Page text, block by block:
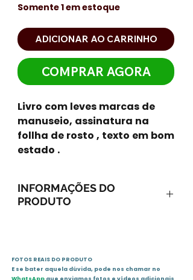
Somente 1 em estoque
ADICIONAR AO CARRINHO
COMPRAR AGORA
Livro com leves marcas de
manuseio, assinatura na
follha de rosto , texto em bom
estado .
INFORMAÇÕES DO
PRODUTO
Idioma: português
Editora: United Press
FOTOS REAIS DO PRODUTO
E se bater aquela dúvida, pode nos chamar no